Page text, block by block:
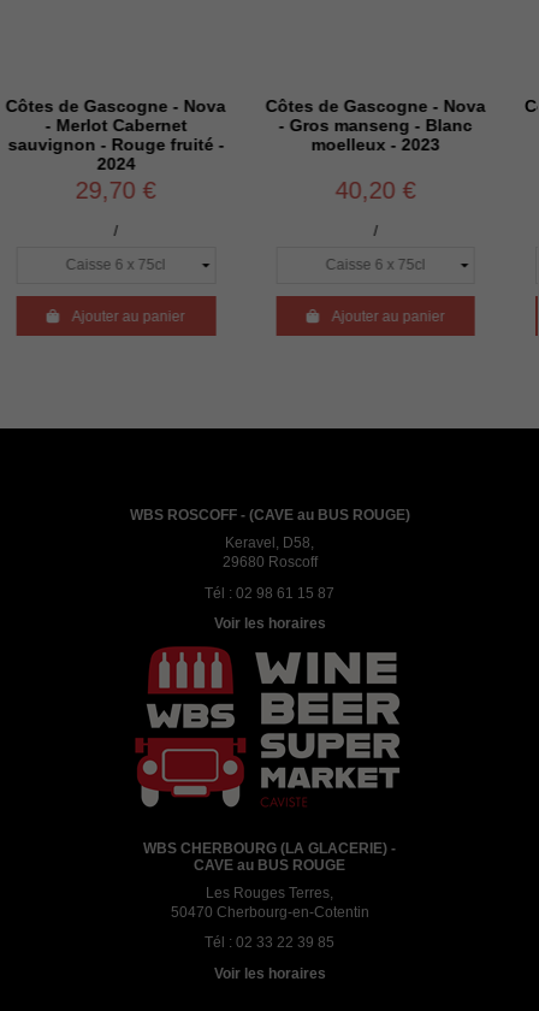
- Nova
Cabernet
- Rouge fruité -
au panier
Côtes de Gascogne - Nova
- Gros manseng - Blanc
moelleux - 2023
Ajouter au panier
Côtes de
-
WBS ROSCOFF - (CAVE au BUS ROUGE)
Keravel, D58,
29680 Roscoff
Tél : 02 98 61 15 87
Voir les horaires
WBS CHERBOURG (LA GLACERIE) -
CAVE au BUS ROUGE
Les Rouges Terres,
50470 Cherbourg-en-Cotentin
Tél : 02 33 22 39 85
Voir les horaires